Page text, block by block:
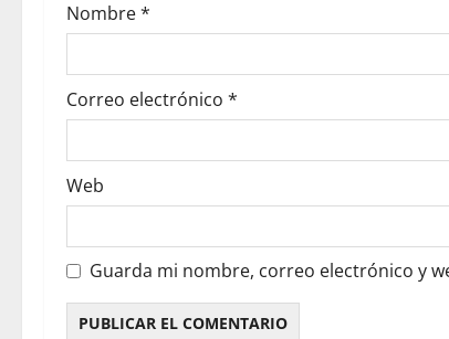
Nombre*
Correo electrónico *
Web
Guarda mi nombre, correo electrónico y